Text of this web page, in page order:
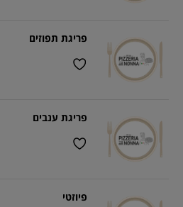
פריגת תפוזים
פריגת ענבים
פיוזטי